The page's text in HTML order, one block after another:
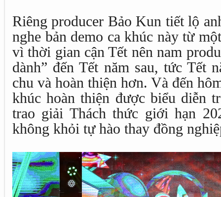
Riêng producer Bảo Kun tiết lộ
nghe bản demo ca khúc này từ
vì thời gian cận Tết nên nam
dành” đến Tết năm sau, tức Tết
chu và hoàn thiện hơn. Và đến
khúc hoàn thiện được biểu diễn
trao giải Thách thức giới hạn
không khỏi tự hào thay đồng